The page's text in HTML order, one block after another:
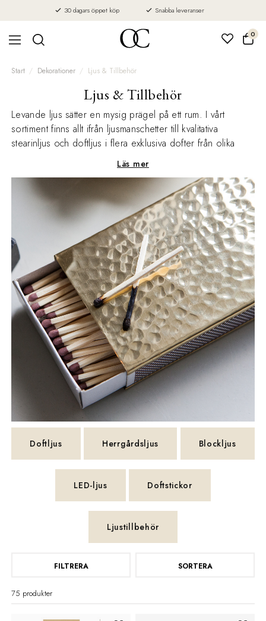
30 dagars öppet köp Snabba leveranser
0
Start Dekorationer Ljus & Tillbehör
Ljus & Tillbehör
Levande ljus sätter en mysig prägel på ett rum. I vårt
sortiment finns allt ifrån ljusmanschetter till kvalitativa
stearinljus och doftljus i flera exklusiva dofter från olika
varumärken. Här finner du även ljustillbehör och LED-ljus i
Läs mer
Doftljus Herrgårdsljus Blockljus
LED-ljus Doftstickor
Ljustillbehör
FILTRERA SORTERA
75 produkter